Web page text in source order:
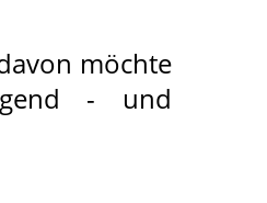
möchte
- und